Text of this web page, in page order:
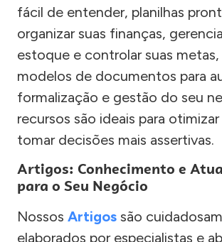
fácil de entender, planilhas
organizar suas finanças,
estoque e controlar suas
modelos de documentos para
formalização e gestão do seu
recursos são ideais para
tomar decisões mais assertivas.
Artigos: Conhecimento e
para o Seu Negócio
Nossos Artigos são
elaborados por especialistas e